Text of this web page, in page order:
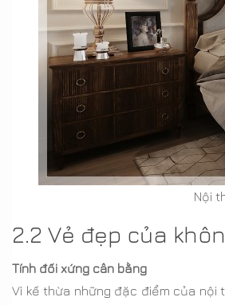
Nội
2.2 Vẻ đẹp của
Tính đối xứng cân bằng
Vì kế thừa những đặc điểm của